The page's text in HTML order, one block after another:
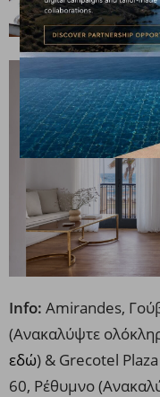
Info: Amirandes,
(Ανακαλύψτε
εδώ) & Grecotel
60, Ρέθυμνο